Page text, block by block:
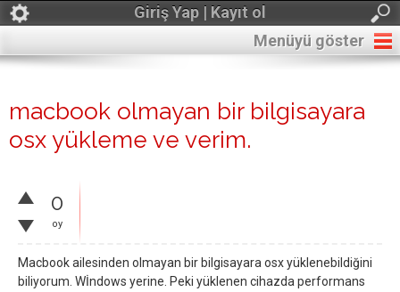
Giriş Yap | Kayıt ol
Menüyü göster
macbook olmayan bir bilgisayara
osx yükleme ve verim.
0
oy
Macbook ailesinden olmayan bir bilgisayara osx yüklenebildiğini
biliyorum. Wİndows yerine. Peki yüklenen cihazda performans